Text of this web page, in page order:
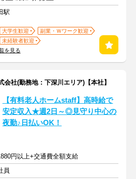
駅
大学生歓迎
副業・Ｗワーク歓迎
未経験者歓迎
を見る
会社(勤務地：下深川エリア)【本社】
【有料老人ホームstaff】高時給で
安定収入★週2日～◎見守り中心の
夜勤♪日払いOK！
円以上+交通費全額支給
員